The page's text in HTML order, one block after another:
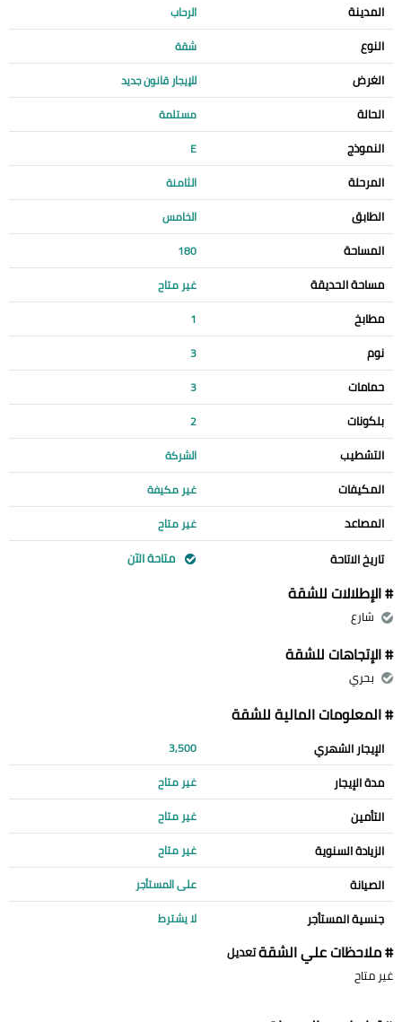
المدينة الرحاب
النوع شقة
الغرض للإيجار قانون جديد
الحالة مستلمة
النموذج E
المرحلة الثامنة
الطابق الخامس
المساحة 180
مساحة الحديقة غير متاح
مطابخ 1
نوم 3
حمامات 3
بلكونات 2
التشطيب الشركة
المكيفات غير مكيفة
المصاعد غير متاح
تاريخ الاتاحة متاحة الآن
# الإطلالات للشقة
شارع
# الإتجاهات للشقة
بحري
# المعلومات المالية للشقة
الإيجار الشهري 3,500
مدة الإيجار غير متاح
التأمين غير متاح
الزيادة السنوية غير متاح
الصيانة على المستأجر
جنسية المستأجر لا يشترط
# ملاحظات علي الشقةتعديل
غير متاح